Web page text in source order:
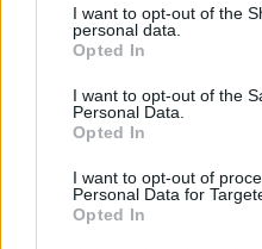
not limited to your visit or
grant or deny consent to
use your data for below
consent section.
I want to opt-out of the
personal data.
Opted In
I want to opt-out of the
Personal Data.
Opted In
I want to opt-out of
Personal Data for
Opted In
Τόπος
Διοίκησης Σ.Ε.Π. -
Τόπος
Μέθοδος
12/10/2023
Αρχηγός Δράσης ή